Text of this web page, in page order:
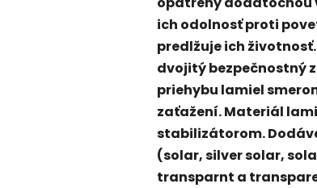
ich odolnosť proti
predlžuje ich
dvojitý bezpečnostný
priehybu lamiel
zaťažení. Materiál
stabilizátorom.
(solar, silver solar,
transparnt a